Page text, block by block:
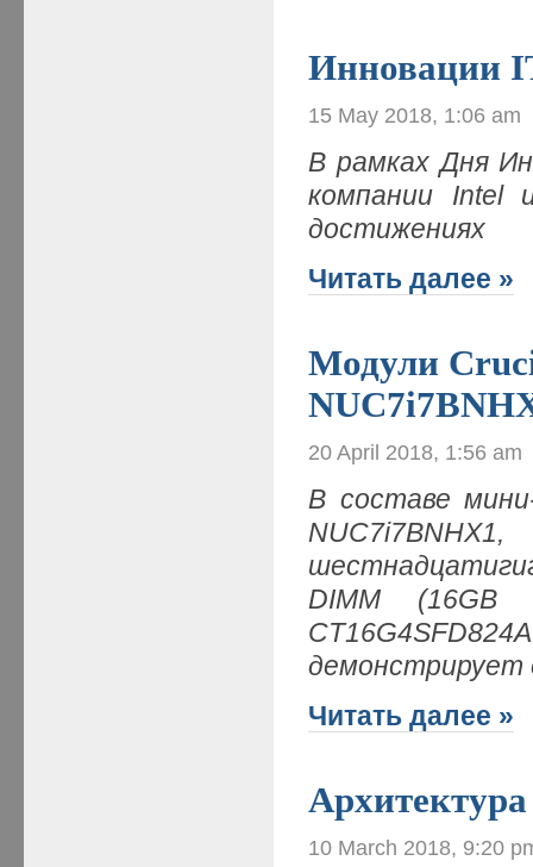
Инновации
15 May 2018, 1:06 am
В рамках Дня
компании Intel
достижениях
Читать далее »
Модули
20 April 2018, 1:56 am
В составе
DIMM (16GB
демонстрирует
Читать далее »
10 March 2018, 9:20